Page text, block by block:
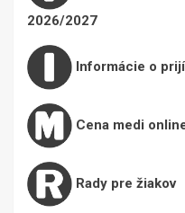
2026/2027
Informácie o
Cena medi
Rady pre žiakov